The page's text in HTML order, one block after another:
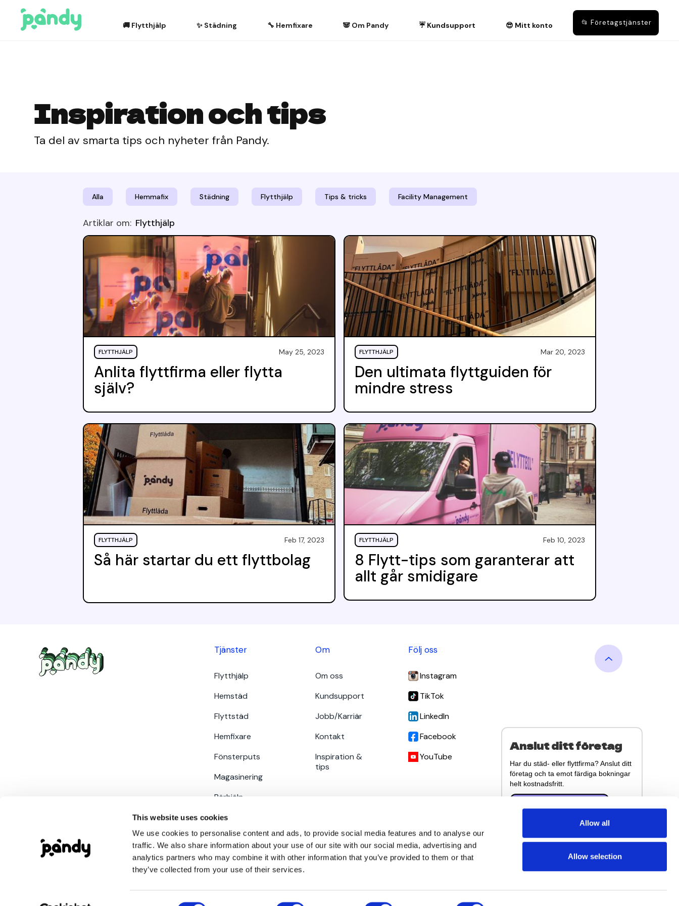
This website uses cookies
We use cookies to personalise content and ads, to provide social media features and to analyse our
traffic. We also share information about your use of our site with our social media, advertising and
analytics partners who may combine it with other information that you’ve provided to them or that
they’ve collected from your use of their services.
Allow all
Allow selection
🚚 Flytthjälp ✨ Städning 🔧 Hemfixare 🐼 Om Pandy ☔️ Kundsupport 😎 Mitt konto 📂 Företagstjänster
Inspiration och tips
Ta del av smarta tips och nyheter från Pandy.
Alla Hemmafix Städning Flytthjälp Tips & tricks Facility Management
Artiklar om: Flytthjälp
FLYTTHJÄLP May 25, 2023
Anlita flyttfirma eller flytta
själv?
FLYTTHJÄLP Mar 20, 2023
Den ultimata flyttguiden för
mindre stress
FLYTTHJÄLP Feb 17, 2023
Så här startar du ett flyttbolag
FLYTTHJÄLP Feb 10, 2023
8 Flytt-tips som garanterar att
allt går smidigare
Tjänster
Flytthjälp
Hemstäd
Flyttstäd
Hemfixare
Fönsterputs
Magasinering
Bärhjälp
Företagstjänster
Om
Om oss
Kundsupport
Jobb/Karriär
Kontakt
Inspiration &
tips
Följ oss
Instagram
TikTok
LinkedIn
Facebook
YouTube
Anslut ditt företag
Har du städ- eller flyttfirma? Anslut ditt
företag och ta emot färdiga bokningar
helt kostnadsfritt.
Pandy Sales AB org. nr. 559412-9842 Villkor Integritetspolicy